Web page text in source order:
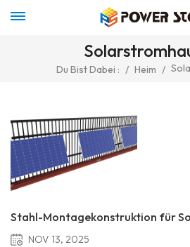
Du Bist Dabei : / Heim /
Stahl-Montagekonstruktion für
NOV 13, 2025